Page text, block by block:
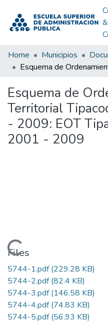
&
Home Municipios
Esquema de
Territorial
- 2009: EOT
2001 - 2009
Loading...
Files
5744-1.pdf(229.28 KB)
5744-2.pdf(82.4 KB)
5744-3.pdf(146.58 KB)
5744-4.pdf(74.83 KB)
5744-5.pdf(56.93 KB)